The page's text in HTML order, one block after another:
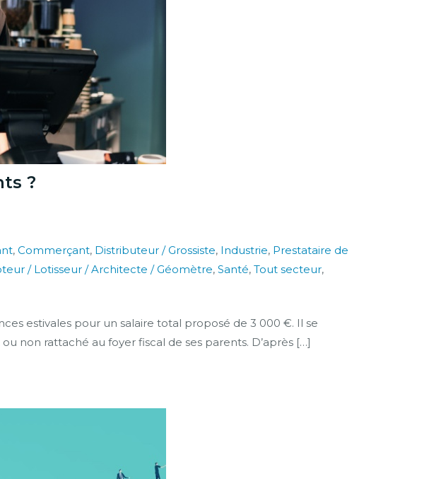
?
, Commerçant, Distributeur / Grossiste, Industrie, Prestataire de
/ Lotisseur / Architecte / Géomètre, Santé, Tout secteur,
estivales pour un salaire total proposé de 3 000 €. Il se
non rattaché au foyer fiscal de ses parents. D’après […]